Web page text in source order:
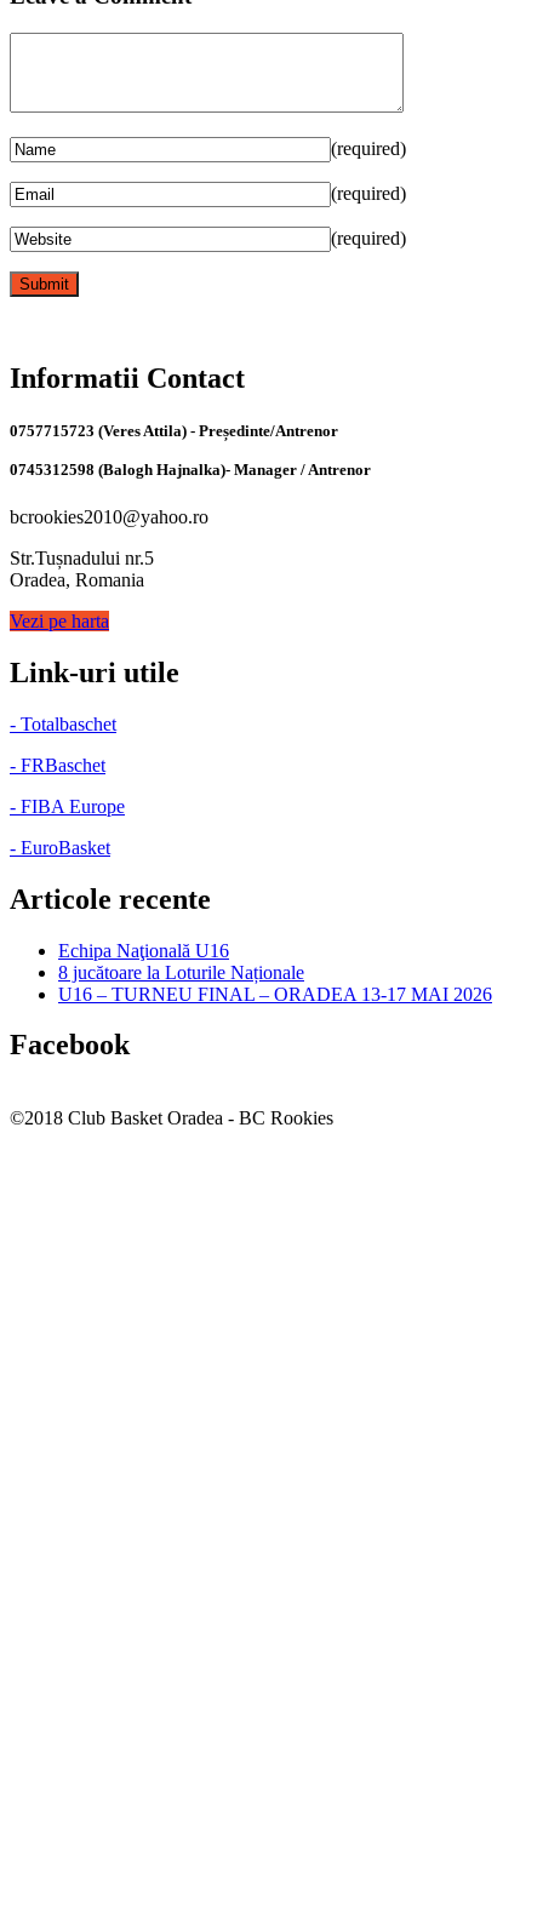
(required)
(required)
(required)
Informatii Contact
0757715723 (Veres Attila) - Președinte/Antrenor
0745312598 (Balogh Hajnalka)- Manager / Antrenor
bcrookies2010@yahoo.ro
Str.Tușnadului nr.5
Oradea, Romania
Vezi pe harta
Link-uri utile
- Totalbaschet
- FRBaschet
- FIBA Europe
- EuroBasket
Articole recente
Echipa Naţională U16
8 jucătoare la Loturile Naționale
U16 – TURNEU FINAL – ORADEA 13-17 MAI 2026
Facebook
©2018 Club Basket Oradea - BC Rookies